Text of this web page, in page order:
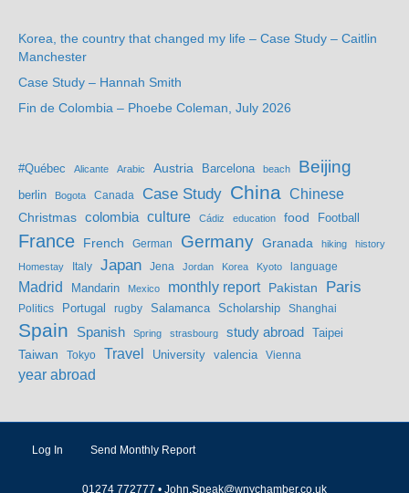
Korea, the country that changed my life – Case Study – Caitlin
Manchester
Case Study – Hannah Smith
Fin de Colombia – Phoebe Coleman, July 2026
#Québec Alicante Arabic Austria Barcelona beach Beijing
berlin Bogota Canada Case Study China Chinese
Christmas colombia culture Cádiz education food Football
France French German Germany Granada hiking history
Homestay Italy Japan Jena Jordan Korea Kyoto language
Madrid Mandarin Mexico monthly report Pakistan Paris
Politics Portugal rugby Salamanca Scholarship Shanghai
Spain Spanish Spring strasbourg study abroad Taipei
Taiwan
Tokyo Travel University valencia Vienna
year abroad
Log In Send Monthly Report
01274 772777 • John.Speak@wnychamber.co.uk